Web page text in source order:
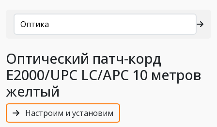
Каталог
Оптика
Оптический патч-корд
E2000/UPC LC/APC 10 метров
желтый
Настроим и установим